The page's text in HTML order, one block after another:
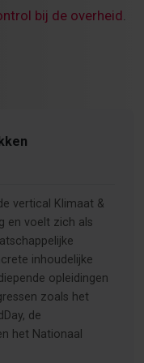
bij de overheid
vertical Klimaat &
en voelt zich als
inhoudelijke
opleidingen
zoals het
de
het Nationaal